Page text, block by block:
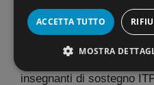
svolgere il Tirocinio
diploma inerente a una
Cosa accadrà da quella
insegnanti di sostegno
ACCETTA TUTTO
MOSTRA